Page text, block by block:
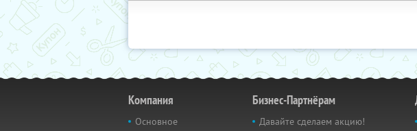
Компания
Основное
Бизнес-Партнёрам
Давайте сделаем акцию!